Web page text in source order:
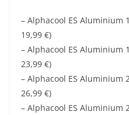
– Alphacool ES Aluminium
19,99 €)
– Alphacool ES Aluminium
23,99 €)
– Alphacool ES Aluminium
26,99 €)
– Alphacool ES Aluminium